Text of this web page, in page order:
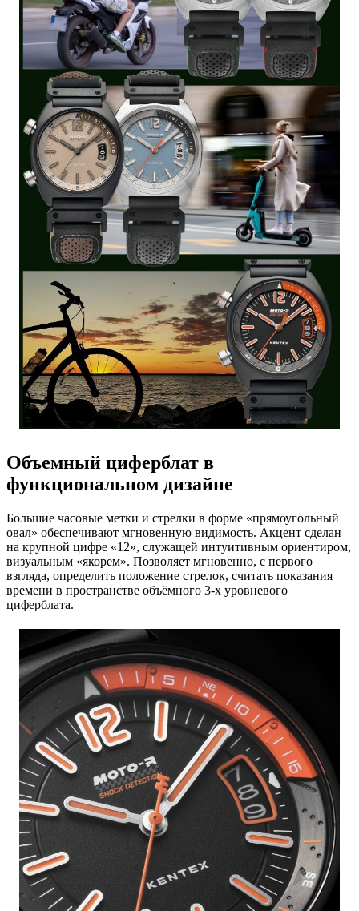
Объемный циферблат в
функциональном дизайне
Большие часовые метки и стрелки в форме «прямоугольный
овал» обеспечивают мгновенную видимость. Акцент сделан
на крупной цифре «12», служащей интуитивным ориентиром,
визуальным «якорем». Позволяет мгновенно, с первого
взгляда, определить положение стрелок, считать показания
времени в пространстве объёмного 3-х уровневого
циферблата.